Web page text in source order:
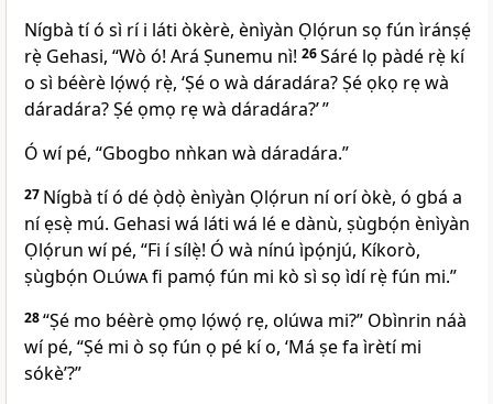
Nígbà tí ó sì rí i láti òkèrè, ènìyàn Ọlọ́run sọ fún ìránṣẹ́
rẹ̀ Gehasi, “Wò ó! Ará Ṣunemu nì! 26Sáré lọ pàdé rẹ̀ kí
o sì béèrè lọ́wọ́ rẹ̀, ‘Ṣé o wà dáradára? Ṣé ọkọ rẹ wà
dáradára? Ṣé ọmọ rẹ wà dáradára?’ ”
Ó wí pé, “Gbogbo nǹkan wà dáradára.”
27 Nígbà tí ó dé ọ̀dọ̀ ènìyàn Ọlọ́run ní orí òkè, ó gbá a
ní ẹsẹ̀ mú. Gehasi wá láti wá lé e dànù, ṣùgbọ́n ènìyàn
Ọlọ́run wí pé, “Fi í sílẹ̀! Ó wà nínú ìpọ́njú, Kíkorò,
ṣùgbọ́n Olúwafi pamọ́ fún mi kò sì sọ ìdí rẹ̀ fún mi.”
28“Ṣé mo béèrè ọmọ lọ́wọ́ rẹ, olúwa mi?” Obìnrin náà
wí pé, “Ṣé mi ò sọ fún ọ pé kí o, ‘Má ṣe fa ìrètí mi
sókè’?”